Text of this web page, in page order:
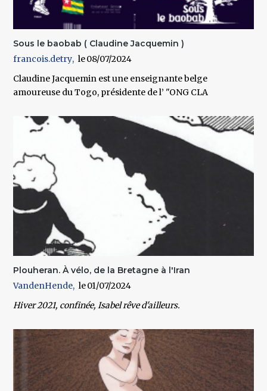
Sous le baobab ( Claudine Jacquemin )
francois.detry
08/07/2024
Claudine Jacquemin est une enseignante belge
amoureuse du Togo, présidente de l’ "ONG CLA
Plouheran. À vélo, de la Bretagne à l'Iran
VandenHende
01/07/2024
Hiver 2021, confinée, Isabel rêve d'ailleurs.